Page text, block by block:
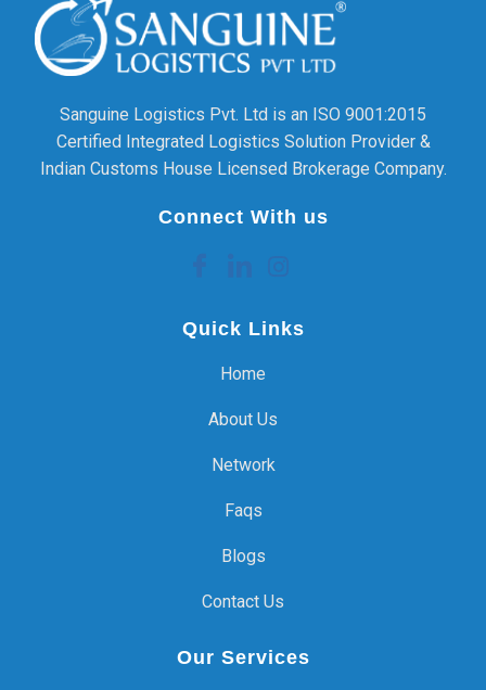
Sanguine Logistics Pvt. Ltd is an ISO 9001:2015
Certified Integrated Logistics Solution Provider &
Indian Customs House Licensed Brokerage Company.
Connect With us
Quick Links
Home
About Us
Network
Faqs
Blogs
Contact Us
Our Services